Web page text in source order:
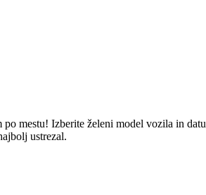
mestu! Izberite želeni model vozila in
ustrezal.